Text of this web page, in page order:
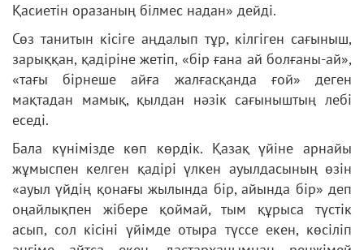
Қасиетін оразаның білмес надан» дейді.
Сөз танитын кісіге аңдалып тұр, кілгіген сағыныш,
зарыққан, қадіріне жетіп, «бір ғана ай болғаны-ай»,
«тағы бірнеше айға жалғасқанда ғой» деген
мақтадан мамық, қылдан нәзік сағыныштың лебі
еседі.
Бала күнімізде көп көрдік. Қазақ үйіне арнайы
жұмыспен келген қадірі үлкен ауылдасының өзін
«ауыл үйдің қонағы жылында бір, айында бір» деп
оңайлықпен жібере қоймай, тым құрыса түстік
асып, сол кісіні үйімде отыра түссе екен, көсіліп